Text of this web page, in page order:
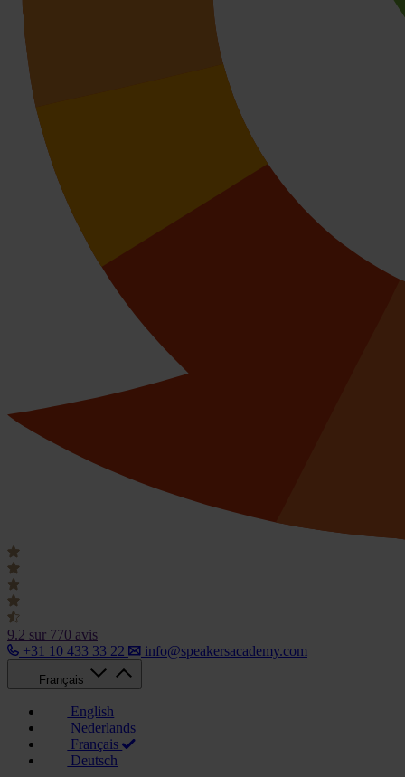
9.2 sur 770 avis
+31 10 433 33 22
info@speakersacademy.com
Français
English
Nederlands
Français
Deutsch